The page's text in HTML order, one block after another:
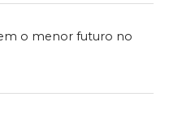
o menor futuro no